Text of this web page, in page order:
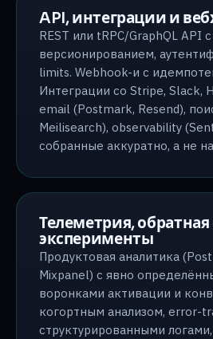
API, интеграции и
REST или tRPC/GraphQL API
версионированием,
limits. Webhook-и с
Интеграции со Stripe, Slack,
email (Postmark, Resend),
Meilisearch), observability
собранные аккуратно, а не
Телеметрия, обратная
эксперименты
Продуктовая аналитика
Mixpanel) с явно
воронками активации и
когортным анализом, error-
структурированными